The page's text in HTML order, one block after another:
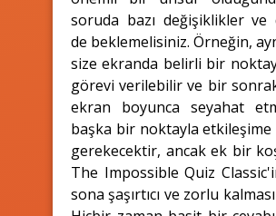
soruda bazı değişiklikler ve
de beklemelisiniz. Örneğin,
size ekranda belirli bir
görevi verilebilir ve bir
ekran boyunca seyahat
başka bir noktayla
gerekecektir, ancak ek bir
The Impossible Quiz
sona şaşırtıcı ve zorlu